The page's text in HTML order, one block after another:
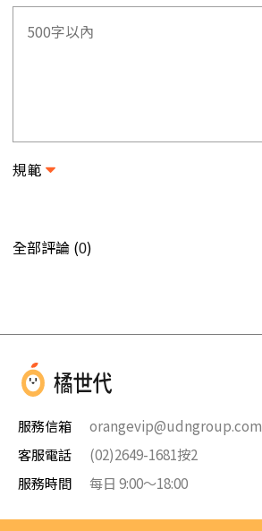
規範
全部評論 (0)
服務信箱
orangevip@udngroup.com
客服電話
(02)2649-1681按2
服務時間
每日 9:00～18:00